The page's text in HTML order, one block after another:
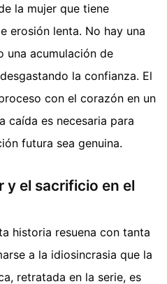
la mujer que tiene
erosión lenta. No hay una
una acumulación de
la confianza. El
con el corazón en un
caída es necesaria para
futura sea genuina.
y el sacrificio en el
historia resuena con tanta
a la idiosincrasia que la
retratada en la serie, es